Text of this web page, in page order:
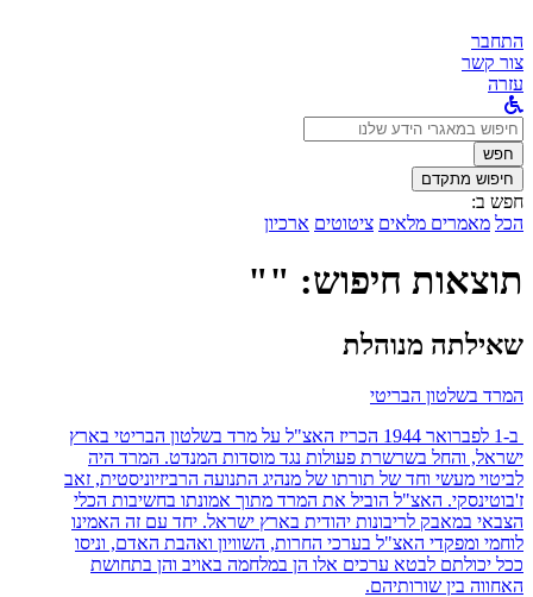
התחבר
צור קשר
עזרה
לחפש
ב:חפש
חיפוש מתקדם
חפש ב:
הכל מאמרים מלאים ציטוטים ארכיון
תוצאות חיפוש: ""
שאילתה מנוהלת
המרד בשלטון הבריטי
ב-1 לפברואר 1944 הכריז האצ"ל על מרד בשלטון הבריטי בארץ
ישראל, והחל בשרשרת פעולות נגד מוסדות המנדט. המרד היה
לביטוי מעשי וחד של תורתו של מנהיג התנועה הרביזיוניסטית, זאב
ז'בוטינסקי. האצ"ל הוביל את המרד מתוך אמונתו בחשיבות הכלי
הצבאי במאבק לריבונות יהודית בארץ ישראל. יחד עם זה האמינו
לוחמי ומפקדי האצ"ל בערכי החרות, השוויון ואהבת האדם, וניסו
ככל יכולתם לבטא ערכים אלו הן במלחמה באויב והן בתחושת
האחווה בין שורותיהם.